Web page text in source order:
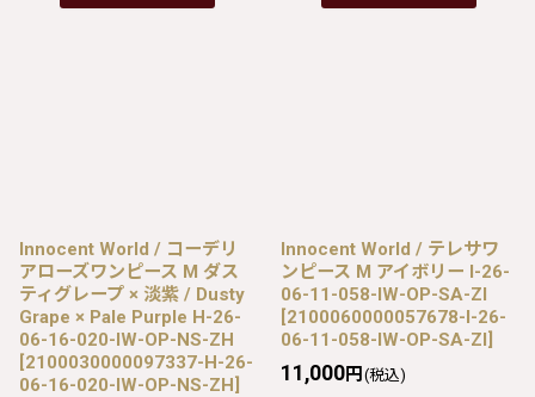
Innocent World / コーデリ
アローズワンピース M ダス
ティグレープ × 淡紫 / Dusty
Grape × Pale Purple H-26-
06-16-020-IW-OP-NS-ZH
[2100030000097337-H-26-
06-16-020-IW-OP-NS-ZH]
Innocent World / テレサワ
ンピース M アイボリー I-26-
06-11-058-IW-OP-SA-ZI
[2100060000057678-I-26-
06-11-058-IW-OP-SA-ZI]
11,000円 (税込)